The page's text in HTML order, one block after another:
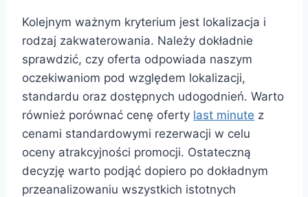
Kolejnym ważnym kryterium jest lokalizacja i
rodzaj zakwaterowania. Należy dokładnie
sprawdzić, czy oferta odpowiada naszym
oczekiwaniom pod względem lokalizacji,
standardu oraz dostępnych udogodnień. Warto
również porównać cenę oferty last minute z
cenami standardowymi rezerwacji w celu
oceny atrakcyjności promocji. Ostateczną
decyzję warto podjąć dopiero po dokładnym
przeanalizowaniu wszystkich istotnych